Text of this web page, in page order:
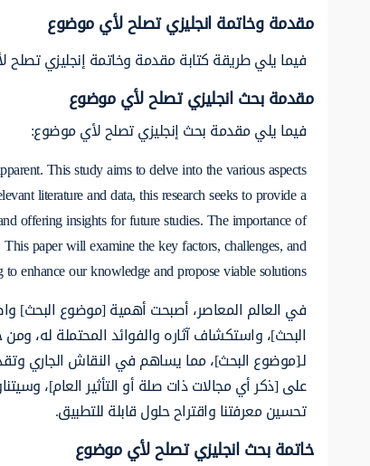
مقدمة وخاتمة انجليزي تصلح لأي موضوع
فيما يلي طريقة كتابة مقدمة وخاتمة إنجليزي
مقدمة بحث انجليزي تصلح لأي موضوع
فيما يلي مقدمة بحث إنجليزي تصلح لأي موضوع:
This study aims to delve into the various aspects
literature and data, this research seeks to provide a
offering insights for future studies. The importance of
paper will examine the key factors, challenges, and
enhance our knowledge and propose viable solutions.
في العالم المعاصر، أصبحت أهمية [موضوع البحث]
البحث]، واستكشاف آثاره والفوائد المحتملة له،
لـ[موضوع البحث]، مما يساهم في النقاش الجاري
على [ذكر أي مجالات ذات صلة أو التأثير العام]،
تحسين معرفتنا واقتراح حلول قابلة للتطبيق.
خاتمة بحث انجليزي تصلح لأي موضوع